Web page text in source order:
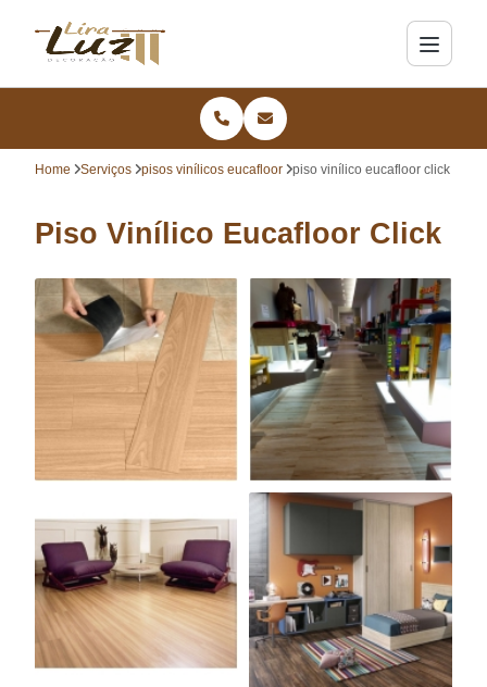
Home Serviços pisos vinílicos eucafloor piso vinílico eucafloor click
Piso Vinílico Eucafloor Click